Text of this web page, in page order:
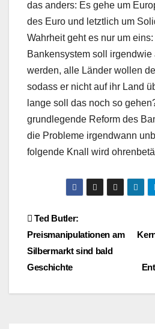
das anders: Es gehe um
des Euro und letztlich um
Wahrheit geht es nur um
Bankensystem soll irgendwie
werden, alle Länder wollen
sodass er nicht auf ihr Land
lange soll das noch so
grundlegende Reform des
die Probleme irgendwann
folgende Knall wird
Ted Butler:
Preismanipulationen am
Silbermarkt sind bald
Geschichte